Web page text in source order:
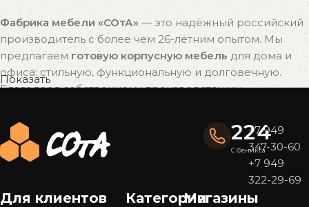
Фабрика мебели «СОтА»— это надёжный российский
производитель с более чем 26-летним опытом. Мы
предлагаемготовую корпусную мебель для дома и
офиса: стильную, функциональную и долговечную.
Благодаря собственному производству мы
качества
Почему выбирают мебель «СОтА»?
У нас представлен
большой выбор мебелив
Показать
224
С Феникса
+7 949
347-30-60
+7 949
322-29-69
Для клиентов КатегорииМагазины